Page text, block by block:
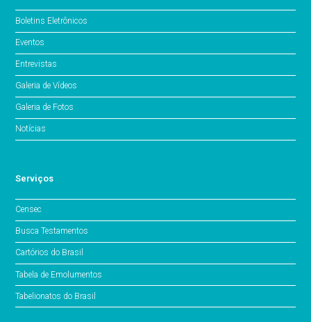
Boletins Eletrônicos
Eventos
Entrevistas
Galeria de Vídeos
Galeria de Fotos
Notícias
Serviços
Censec
Busca Testamentos
Cartórios do Brasil
Tabela de Emolumentos
Tabelionatos do Brasil